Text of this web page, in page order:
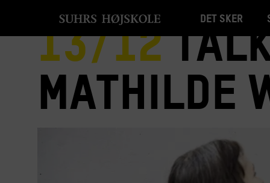
Det sker
13/12
Mathilde